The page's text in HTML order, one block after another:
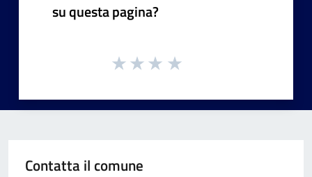
su questa pagina?
Contatta il comune